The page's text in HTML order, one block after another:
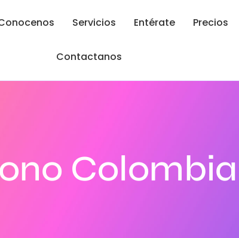
Servicios Entérate Precios
Contactanos
Colombia